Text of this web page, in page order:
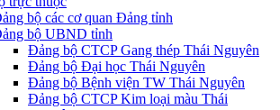
bộ các cơ quan Đảng tỉnh
bộ UBND tỉnh
Đảng bộ CTCP Gang thép Thái Nguyên
Đảng bộ Đại học Thái Nguyên
Đảng bộ Bệnh viện TW Thái Nguyên
Đảng bộ CTCP Kim loại màu Thái